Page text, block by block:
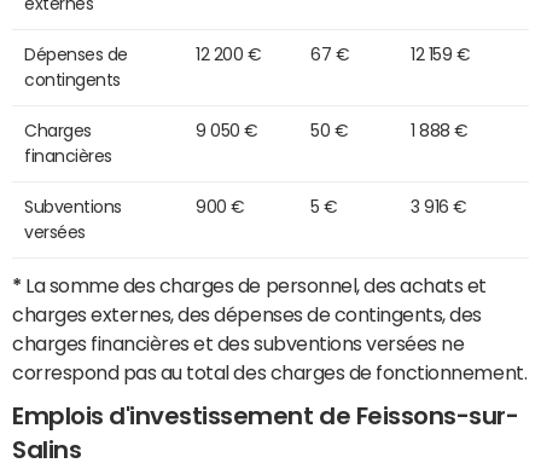
externes
Dépenses de
contingents
12 200 € 67 € 12 159 €
Charges
financières
9 050 € 50 € 1 888 €
Subventions
versées
900 € 5 € 3 916 €
* La somme des charges de personnel, des achats et
charges externes, des dépenses de contingents, des
charges financières et des subventions versées ne
correspond pas au total des charges de fonctionnement.
Emplois d'investissement de Feissons-sur-
Salins